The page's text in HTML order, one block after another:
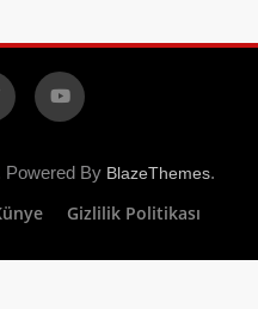
YouTube
Powered By BlazeThemes.
Gizlilik Politikası